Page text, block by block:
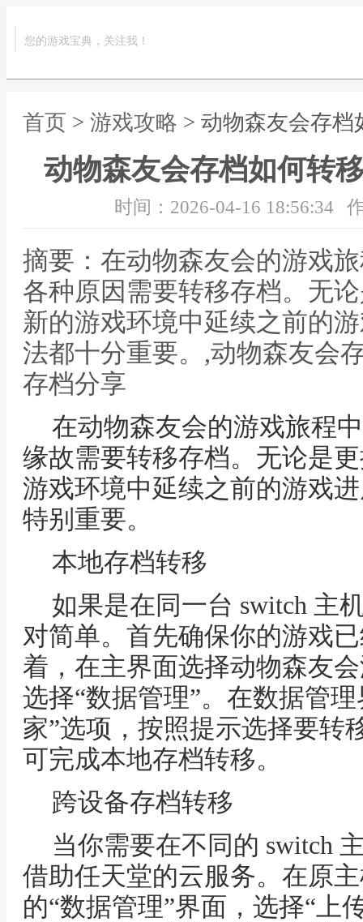
您的游戏宝典，关注我！
首页 > 游戏攻略 > 动物森友会存
动物森友会存档如何转
时间：2026-04-16 18:56:34
摘要：在动物森友会的游戏
各种原因需要转移存档。无
新的游戏环境中延续之前的
法都十分重要。,动物森友会
存档分享
在动物森友会的游戏旅程
缘故需要转移存档。无论是
游戏环境中延续之前的游戏
特别重要。
本地存档转移
如果是在同一台 switch 主
对简单。首先确保你的游戏
着，在主界面选择动物森友
选择“数据管理”。在数据管
家”选项，按照提示选择要转
可完成本地存档转移。
跨设备存档转移
当你需要在不同的 switch
借助任天堂的云服务。在原
的“数据管理”界面，选择“上